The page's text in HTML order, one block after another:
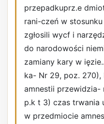
przepadkuprz.e
rani-czeń w
zgłosili wycf i
do narodowości
zamiany kary w
ka- Nr 29, poz. 270),
amnestii przewidzia-
p.k t 3) czas trwania
w przedmiocie